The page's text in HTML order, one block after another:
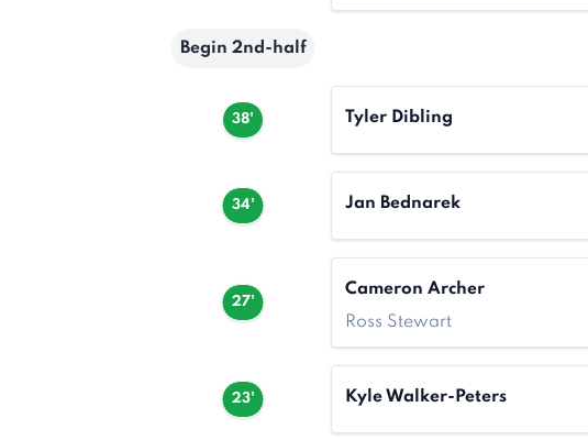
Begin 2nd-half
38' Tyler Dibling
34' Jan Bednarek
27'
Cameron Archer
Ross Stewart
23' Kyle Walker-Peters